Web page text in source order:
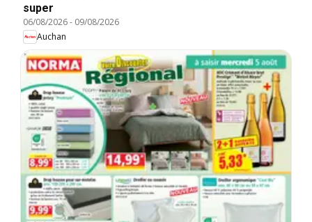
super
06/08/2026- 09/08/2026
Auchan